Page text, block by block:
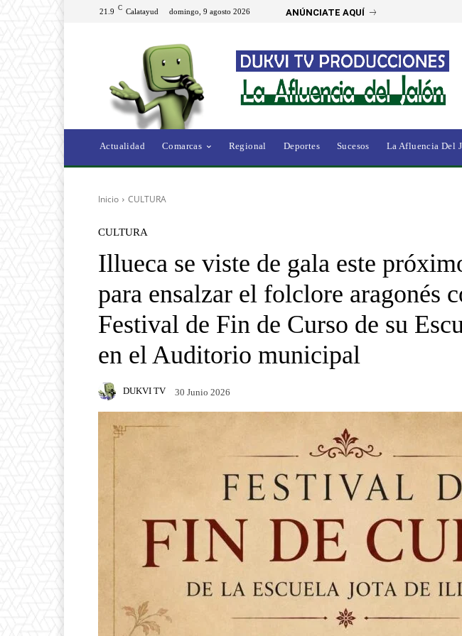
21.9 C Calatayud domingo, 9 agosto 2026 ANÚNCIATE AQUÍ
Actualidad Comarcas Regional Deportes Sucesos La Afluencia Del
Inicio CULTURA
CULTURA
Illueca se viste de gala este
para ensalzar el folclore aragonés
Festival de Fin de Curso de su
en el Auditorio municipal
DUKVI TV 30 Junio 2026